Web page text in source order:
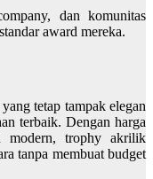
dan komunitas
award mereka.
tetap tampak elegan
terbaik. Dengan harga
modern, trophy akrilik
tanpa membuat budget